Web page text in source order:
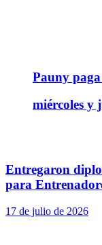
Pauny
miércoles y
Entregaron
para
17 de julio de 2026